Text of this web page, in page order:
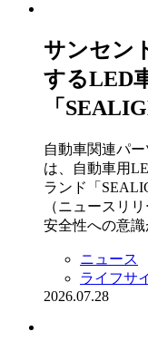
サンセン
するLED
「
自動車関連パ
は、自動車用
ランド「
（ニュースリ
安全性への意
ニュース
ライフサ
2026.07.28